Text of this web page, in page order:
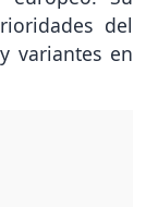
del
variantes en